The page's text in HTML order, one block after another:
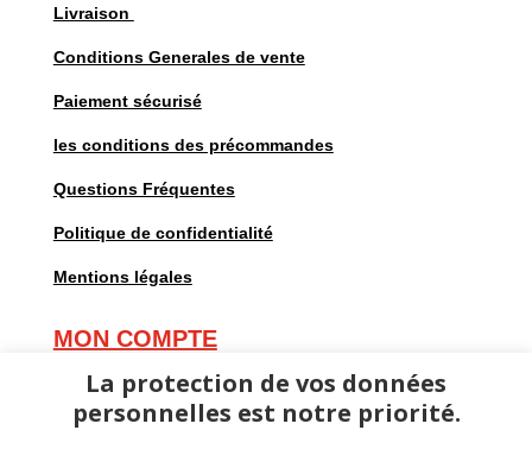
Livraison
Conditions Generales de vente
Paiement sécurisé
les conditions des précommandes
Questions Fréquentes
Politique de confidentialité
Mentions légales
MON COMPTE
Mes commandes
Mes adresses
La protection de vos données
personnelles est notre priorité.